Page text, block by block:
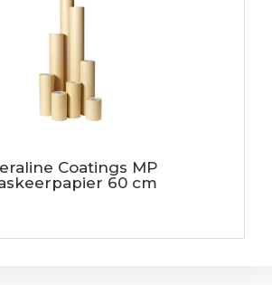
Coatings MP
60 cm